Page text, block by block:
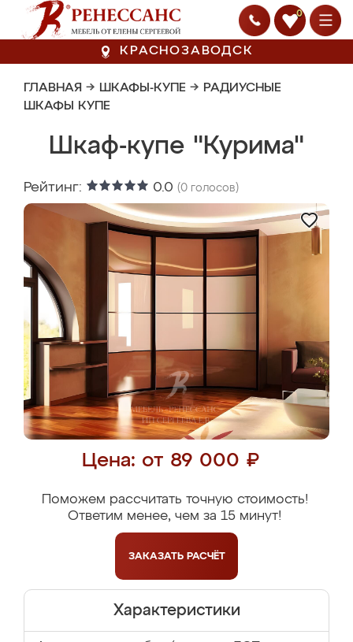
0
КРАСНОЗАВОДСК
ГЛАВНАЯ → ШКАФЫ-КУПЕ → РАДИУСНЫЕ
ШКАФЫ КУПЕ
Шкаф-купе "Курима"
Рейтинг: 0.0 (0 голосов)
Цена: от 89 000 ₽
Поможем рассчитать точную стоимость!
Ответим менее, чем за 15 минут!
ЗАКАЗАТЬ РАСЧЁТ
Характеристики